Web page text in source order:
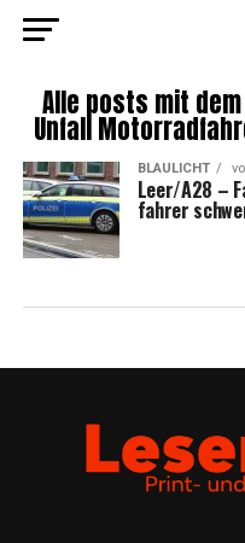
Alle posts mit
Unfall
BLAULICHT
Leer/A28 –
fah­rer